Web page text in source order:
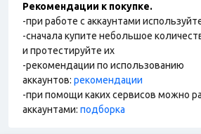
Рекомендации к покупке.
-при работе с аккаунтами
-сначала купите небольшое
и протестируйте их
-рекомендации по использованию
аккаунтов: рекомендации
-при помощи каких сервисов можно
аккаунтами: подборка